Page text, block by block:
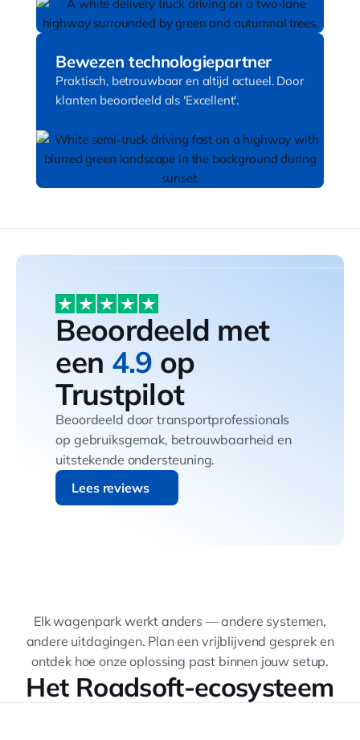
Bewezen technologiepartner
Praktisch, betrouwbaar en altijd actueel. Door
klanten beoordeeld als 'Excellent'.
Beoordeeld met
een 4.9 op
Trustpilot
Beoordeeld door transportprofessionals
op gebruiksgemak, betrouwbaarheid en
uitstekende ondersteuning.
Lees reviews
Lees reviews
Elk wagenpark werkt anders — andere systemen,
andere uitdagingen. Plan een vrijblijvend gesprek en
ontdek hoe onze oplossing past binnen jouw setup.
Het Roadsoft-ecosysteem